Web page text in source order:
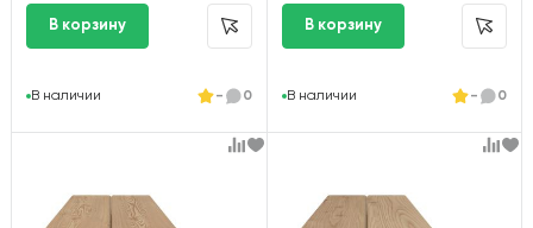
В наличии - 0 В наличии - 0